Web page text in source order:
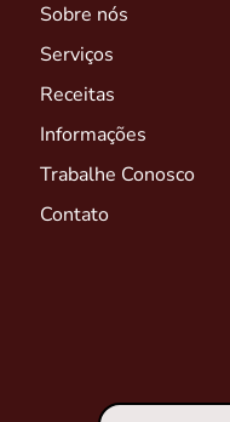
Sobre nós
Serviços
Receitas
Informações
Trabalhe Conosco
Contato